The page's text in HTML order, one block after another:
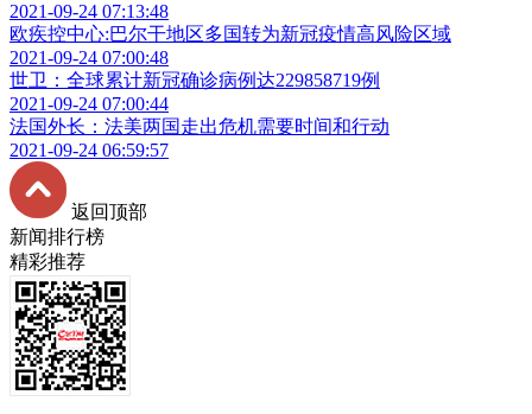
2021-09-24 07:13:48
欧疾控中心:巴尔干地区多国转为新冠疫情高风险区域
2021-09-24 07:00:48
世卫：全球累计新冠确诊病例达229858719例
2021-09-24 07:00:44
法国外长：法美两国走出危机需要时间和行动
2021-09-24 06:59:57
返回顶部
新闻排行榜
精彩推荐